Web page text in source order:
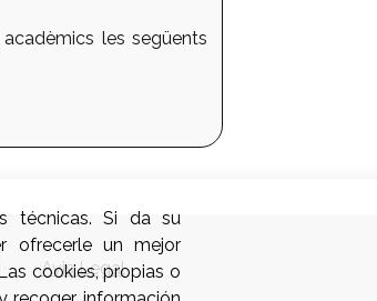
les següents
Avis Legal
técnicas. Si da su
ofrecerle un mejor
cookies, propias o